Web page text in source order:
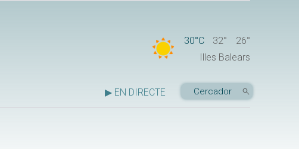
30°C 32°
26°
Illes Balears
▶ EN DIRECTE